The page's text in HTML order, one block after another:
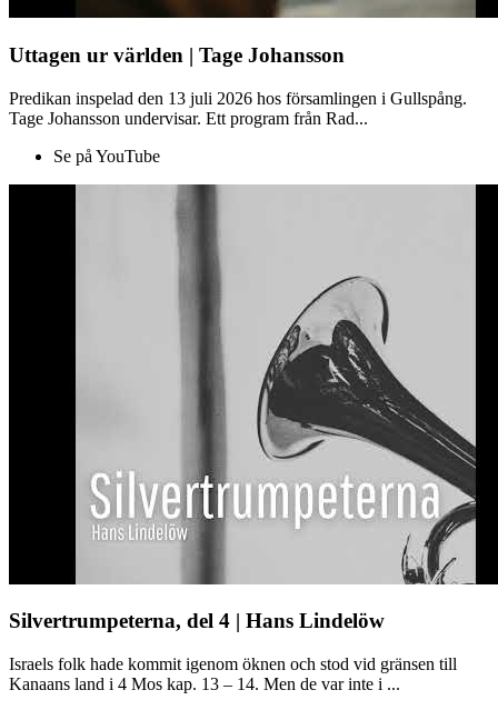
Uttagen ur världen | Tage Johansson
Predikan inspelad den 13 juli 2026 hos församlingen i Gullspång.
Tage Johansson undervisar. Ett program från Rad...
Se på YouTube
Silvertrumpeterna, del 4 | Hans Lindelöw
Israels folk hade kommit igenom öknen och stod vid gränsen till
Kanaans land i 4 Mos kap. 13 – 14. Men de var inte i ...